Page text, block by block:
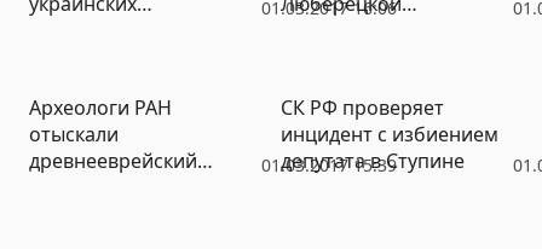
01.03.2017 16:06
01.03.2017 15:39
Археологи РАН
отыскали
древнееврейский
СК РФ проверяет
инцидент с избиением
депутата в Ступине